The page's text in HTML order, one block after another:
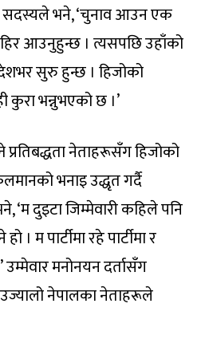
सदस्यले भने, ‘चुनाव आउन एक
आउनुहुन्छ । त्यसपछि उहाँको
सुरु हुन्छ । हिजोको
भन्नुभएको छ ।’
नेताहरूसँग हिजोको
भनाइ उद्धृत गर्दै
, ‘म दुइटा जिम्मेवारी कहिले पनि
। म पार्टीमा रहे पार्टीमा र
’उम्मेवार मनोनयन दर्तासँग
नेपालका नेताहरूले